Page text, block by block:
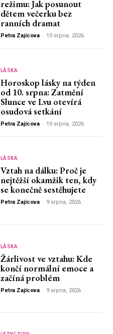
režimu: Jak posunout
dětem večerku bez
ranních dramat
Petra Zajícova - 10 srpna, 2026
LÁSKA
Horoskop lásky na týden
od 10. srpna: Zatmění
Slunce ve Lvu otevírá
osudová setkání
Petra Zajícova - 10 srpna, 2026
LÁSKA
Vztah na dálku: Proč je
nejtěžší okamžik ten, kdy
se konečně sestěhujete
Petra Zajícova - 9 srpna, 2026
LÁSKA
Žárlivost ve vztahu: Kde
končí normální emoce a
začíná problém
Petra Zajícova - 9 srpna, 2026